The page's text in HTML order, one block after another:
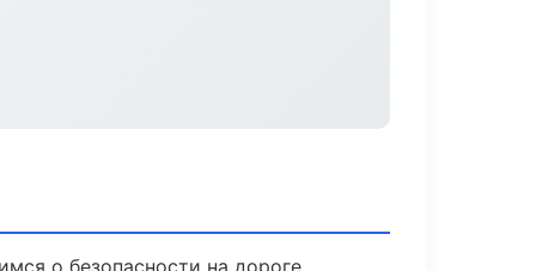
о безопасности на дороге.